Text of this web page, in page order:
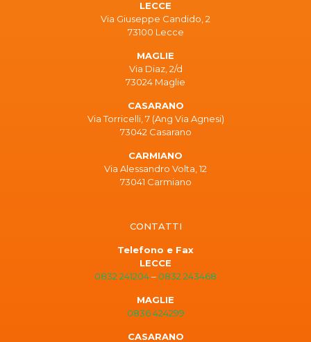
LECCE
Via Giuseppe Candido, 2
73100 Lecce
MAGLIE
Via Diaz, 2/d
73024 Maglie
CASARANO
Via Torricelli, 7 (Ang Via Agnesi)
73042 Casarano
CARMIANO
Via Alessandro Volta, 12
73041 Carmiano
CONTATTI
Telefono e Fax
LECCE
0832 241204– 0832 243468
MAGLIE
0836 424299
CASARANO